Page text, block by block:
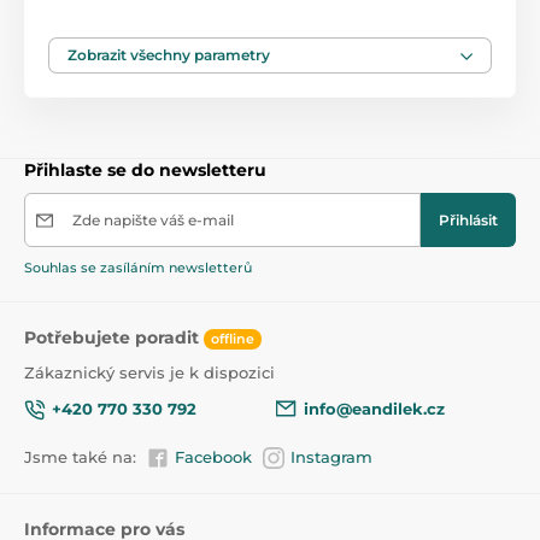
Atraktivní barvy
Snadné skládání, znázorněno krok za krokem v
ROZMĚRY:
Délka 84 cm
Šířka vozu 28 cm
Průměr kola 14 cm
Hmotnost 2,48 kg, s krabicí 3,25 kg
cm
Zobrazit všechny parametry
Přihlaste se do newsletteru
Zde napište váš e-mail Přihlásit
Souhlas se zasíláním newsletterů
Potřebujete poradit offline
Zákaznický servis je k dispozici
+420 770 330 792
info@eandilek.cz
Jsme také na: Facebook Instagram
Informace pro vás